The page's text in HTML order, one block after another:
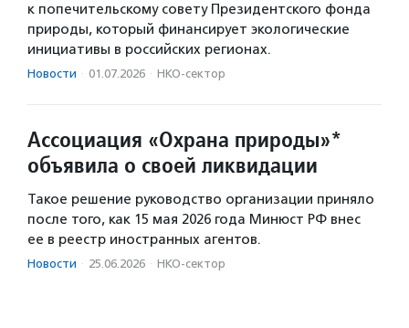
к попечительскому совету Президентского фонда
природы, который финансирует экологические
инициативы в российских регионах.
Новости · 01.07.2026 · НКО-сектор
Ассоциация «Охрана природы»*
объявила о своей ликвидации
Такое решение руководство организации приняло
после того, как 15 мая 2026 года Минюст РФ внес
ее в реестр иностранных агентов.
Новости · 25.06.2026 · НКО-сектор